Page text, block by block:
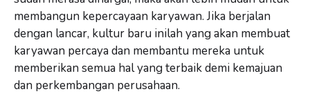
membangun kepercayaan karyawan. Jika berjalan
dengan lancar, kultur baru inilah yang akan membuat
karyawan percaya dan membantu mereka untuk
memberikan semua hal yang terbaik demi kemajuan
dan perkembangan perusahaan.